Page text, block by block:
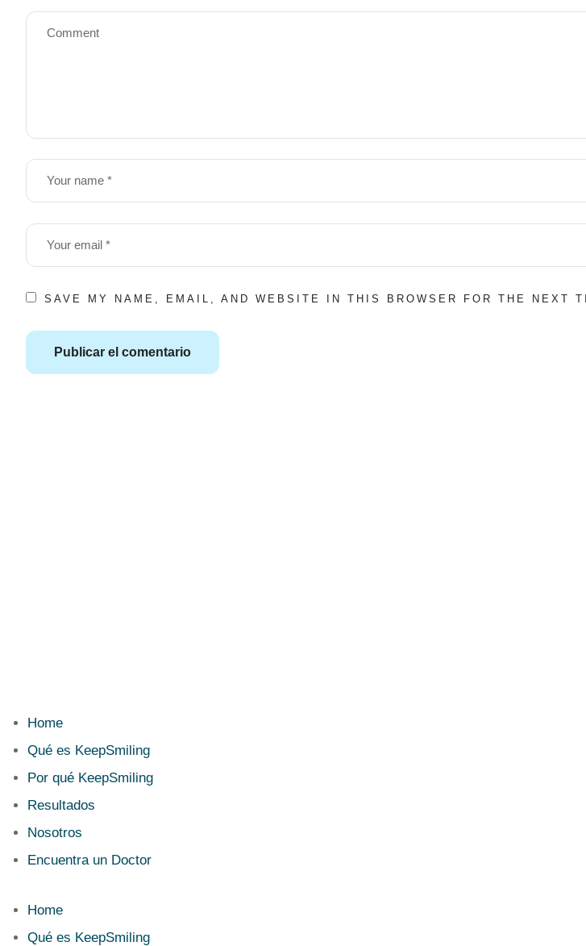
SAVE MY NAME, EMAIL, AND WEBSITE IN THIS BROWSER FOR THE NEXT
Home
Qué es KeepSmiling
Por qué KeepSmiling
Resultados
Nosotros
Encuentra un Doctor
Home
Qué es KeepSmiling